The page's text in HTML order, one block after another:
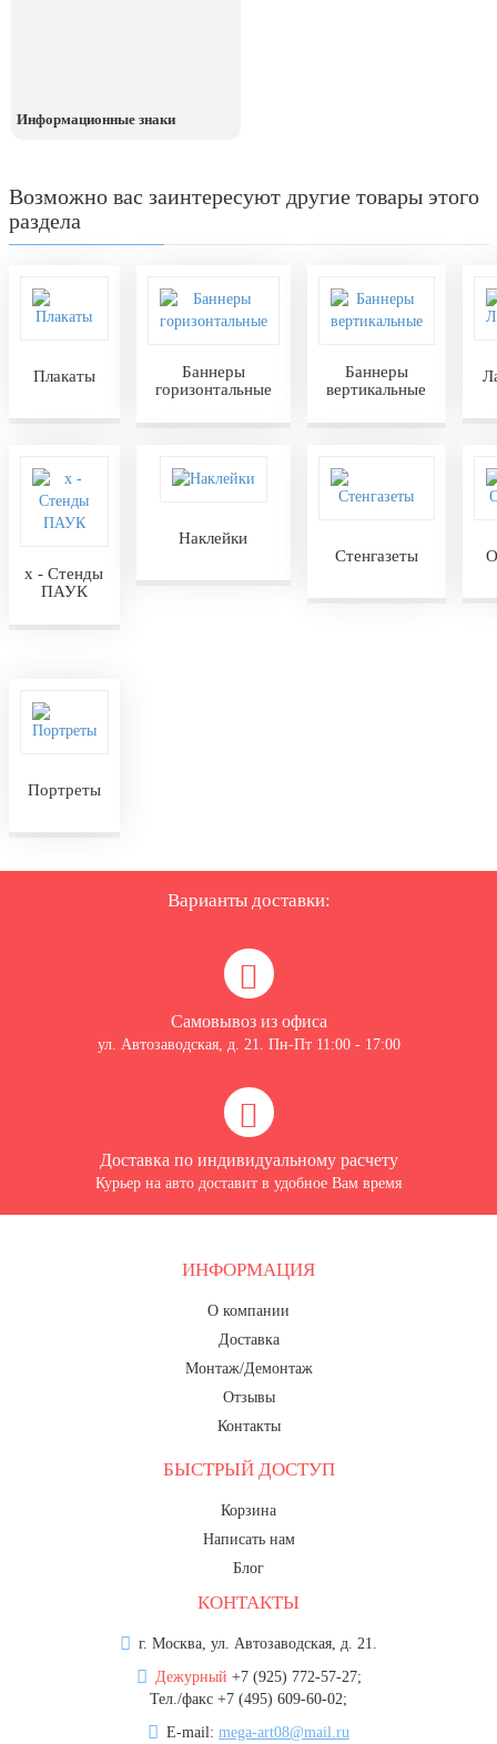
Информационные знаки
Возможно вас заинтересуют другие товары этого
раздела
Плакаты
Баннеры
горизонтальные
Баннеры
вертикальные
х - Стенды
ПАУК
Наклейки
Стенгазеты
Портреты
Варианты доставки:
Самовывоз из офиса
ул. Автозаводская, д. 21. Пн-Пт 11:00 - 17:00
Доставка по индивидуальному расчету
Курьер на авто доставит в удобное Вам время
ИНФОРМАЦИЯ
О компании
Доставка
Монтаж/Демонтаж
Отзывы
Контакты
БЫСТРЫЙ ДОСТУП
Корзина
Написать нам
Блог
КОНТАКТЫ
г. Москва, ул. Автозаводская, д. 21.
Дежурный +7 (925) 772-57-27;
Тел./факс +7 (495) 609-60-02;
E-mail: mega-art08@mail.ru